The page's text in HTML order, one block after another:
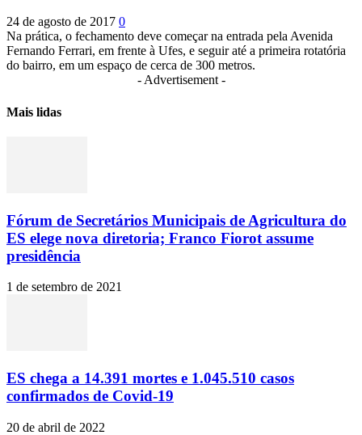
24 de agosto de 2017 0
Na prática, o fechamento deve começar na entrada pela Avenida
Fernando Ferrari, em frente à Ufes, e seguir até a primeira rotatória
do bairro, em um espaço de cerca de 300 metros.
- Advertisement -
Mais lidas
Fórum de Secretários Municipais de Agricultura do
ES elege nova diretoria; Franco Fiorot assume
presidência
1 de setembro de 2021
ES chega a 14.391 mortes e 1.045.510 casos
confirmados de Covid-19
20 de abril de 2022